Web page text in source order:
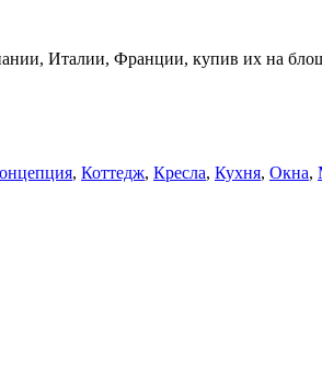
Италии, Франции, купив их на
, Коттедж, Кресла, Кухня, Окна,